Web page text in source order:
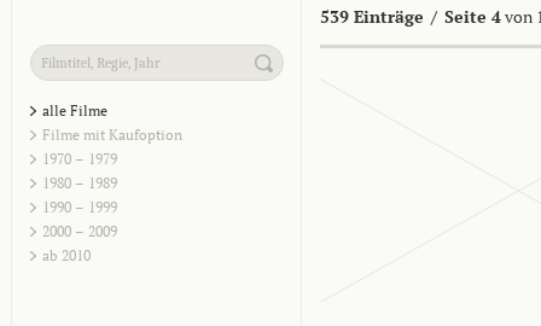
539 Einträge / Seite 4von
alle Filme
Filme mit Kaufoption
1970 – 1979
1980 – 1989
1990 – 1999
2000 – 2009
ab 2010